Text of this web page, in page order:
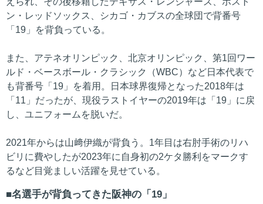
ン・レッドソックス、シカゴ・カブスの全球団で背番号
「19」を背負っている。
また、アテネオリンピック、北京オリンピック、第1回ワー
ルド・ベースボール・クラシック（WBC）など日本代表で
も背番号「19」を着用。日本球界復帰となった2018年は
「11」だったが、現役ラストイヤーの2019年は「19」に戻
し、ユニフォームを脱いだ。
2021年からは山﨑伊織が背負う。1年目は右肘手術のリハ
ビリに費やしたが2023年に自身初の2ケタ勝利をマークす
るなど目覚ましい活躍を見せている。
名選手が背負ってきた阪神の「19」